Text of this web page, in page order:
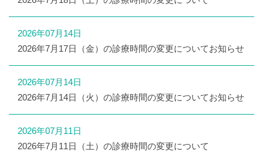
2026年07月14日
2026年7月17日（金）の診療時間の変更についてお知らせ
2026年07月14日
2026年7月14日（火）の診療時間の変更についてお知らせ
2026年07月11日
2026年7月11日（土）の診療時間の変更について